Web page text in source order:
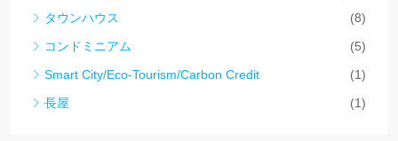
タウンハウス
(8)
コンドミニアム
(5)
Smart City/Eco-Tourism/Carbon Credit
(1)
長屋
(1)